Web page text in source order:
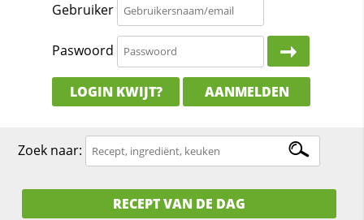
Gebruiker
Paswoord
LOGIN KWIJT? AANMELDEN
Zoek naar:
RECEPT VAN DE DAG